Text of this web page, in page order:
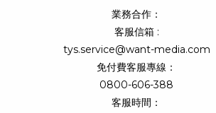
業務合作：
客服信箱 :
tys.service@want-media.com
免付費客服專線：
0800-606-388
客服時間：